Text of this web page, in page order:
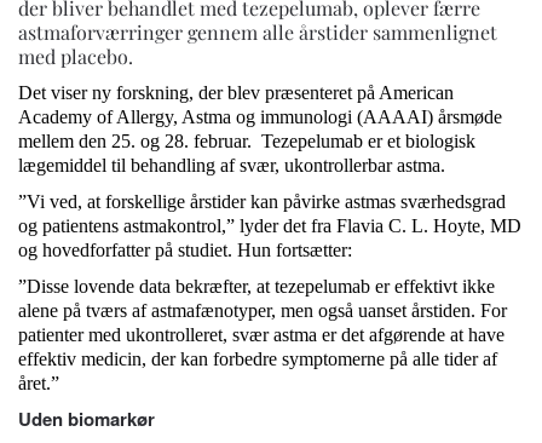
der bliver behandlet med tezepelumab, oplever færre
astmaforværringer gennem alle årstider sammenlignet
med placebo.
Det viser ny forskning, der blev præsenteret på American
Academy of Allergy, Astma og immunologi (AAAAI) årsmøde
mellem den 25. og 28. februar. Tezepelumab er et biologisk
lægemiddel til behandling af svær, ukontrollerbar astma.
”Vi ved, at forskellige årstider kan påvirke astmas sværhedsgrad
og patientens astmakontrol,” lyder det fra Flavia C. L. Hoyte, MD
og hovedforfatter på studiet. Hun fortsætter:
”Disse lovende data bekræfter, at tezepelumab er effektivt ikke
alene på tværs af astmafænotyper, men også uanset årstiden. For
patienter med ukontrolleret, svær astma er det afgørende at have
effektiv medicin, der kan forbedre symptomerne på alle tider af
året.”
Uden biomarkør